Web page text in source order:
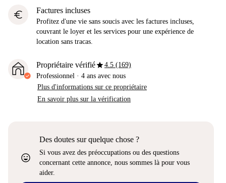
euro Factures incluses
Profitez d'une vie sans soucis avec les factures incluses,
couvrant le loyer et les services pour une expérience de
location sans tracas.
Propriétaire vérifiéstar4.5 (169)
Professionnel · 4 ans avec nous
Plus d'informations sur ce propriétaire
En savoir plus sur la vérification
sentiment_very_satisfied
Des doutes sur quelque chose ?
Si vous avez des préoccupations ou des questions
concernant cette annonce, nous sommes là pour vous
aider.